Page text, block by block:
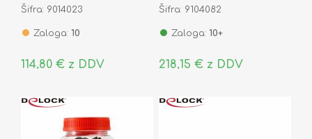
Šifra: 9014023
Zaloga: 10
114,80 € z DDV
Šifra: 9104082
Zaloga: 10+
218,15 € z DDV